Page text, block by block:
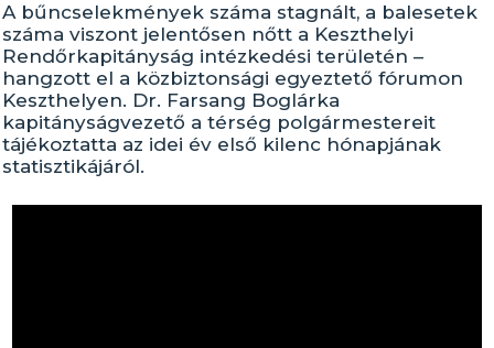
A bűncselekmények száma stagnált, a balesetek
száma viszont jelentősen nőtt a Keszthelyi
Rendőrkapitányság intézkedési területén –
hangzott el a közbiztonsági egyeztető fórumon
Keszthelyen. Dr. Farsang Boglárka
kapitányságvezető a térség polgármestereit
tájékoztatta az idei év első kilenc hónapjának
statisztikájáról.